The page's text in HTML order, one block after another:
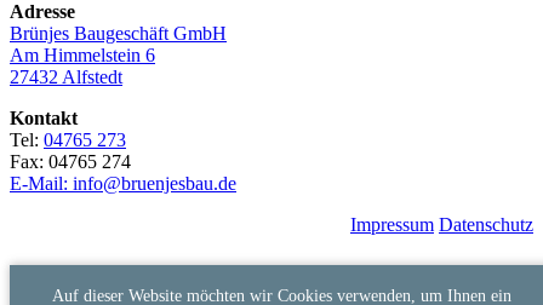
Adresse
Brünjes Baugeschäft GmbH
Am Himmelstein 6
27432 Alfstedt
Kontakt
Tel: 04765 273
Fax: 04765 274
E-Mail: info@bruenjesbau.de
Impressum Datenschutz
Auf dieser Website möchten wir Cookies verwenden, um Ihnen ein